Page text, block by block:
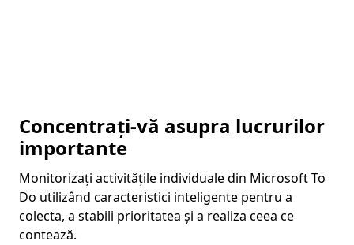
Concentrați-vă asupra lucrurilor
importante
Monitorizați activitățile individuale din Microsoft To
Do utilizând caracteristici inteligente pentru a
colecta, a stabili prioritatea și a realiza ceea ce
contează.